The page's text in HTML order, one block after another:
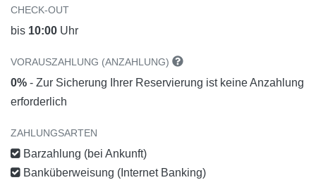
CHECK-OUT
bis 10:00 Uhr
VORAUSZAHLUNG (ANZAHLUNG)
0% - Zur Sicherung Ihrer Reservierung ist keine Anzahlung
erforderlich
ZAHLUNGSARTEN
Barzahlung (bei Ankunft)
Banküberweisung (Internet Banking)